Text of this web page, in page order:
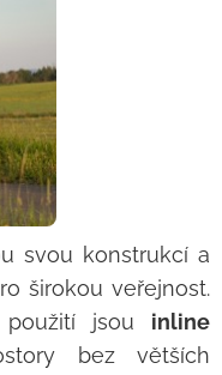
svou konstrukcí a
širokou veřejnost.
jsou inline
bez větších